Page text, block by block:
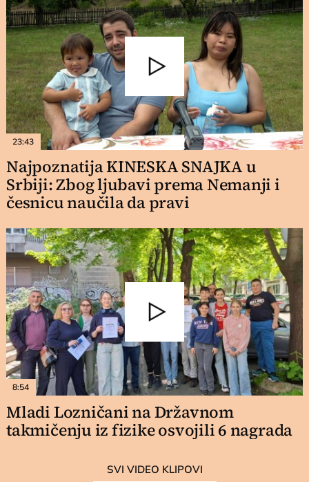
23:43
Najpoznatija KINESKA SNAJKA u
Srbiji: Zbog ljubavi prema Nemanji i
česnicu naučila da pravi
8:54
Mladi Lozničani na Državnom
takmičenju iz fizike osvojili 6 nagrada
SVI VIDEO KLIPOVI